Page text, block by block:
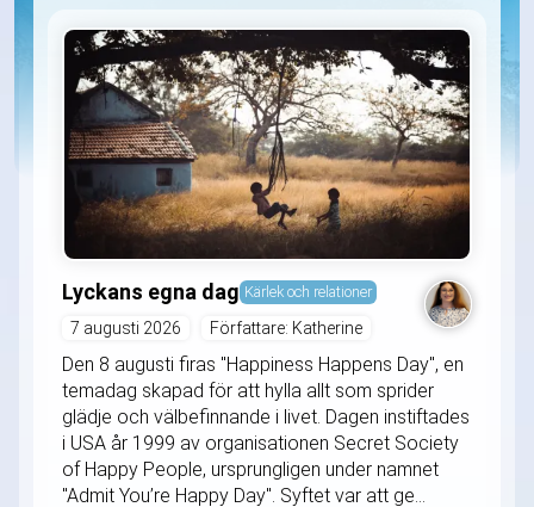
Lyckans egna dag Kärlek och relationer
7 augusti 2026 Författare: Katherine
Den 8 augusti firas "Happiness Happens Day", en
temadag skapad för att hylla allt som sprider
glädje och välbefinnande i livet. Dagen instiftades
i USA år 1999 av organisationen Secret Society
of Happy People, ursprungligen under namnet
"Admit You’re Happy Day". Syftet var att ge...